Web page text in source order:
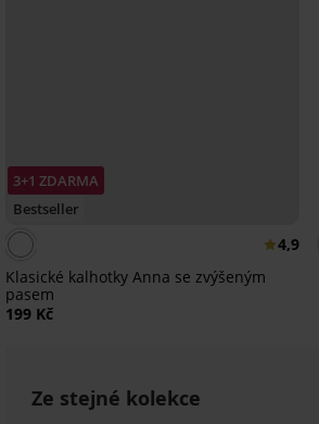
3+1 ZDARMA
Bestseller
4,9
Klasické kalhotky Anna se zvýšeným
pasem
199 Kč
Ze stejné kolekce